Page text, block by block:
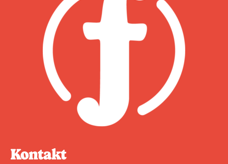
Kontakt